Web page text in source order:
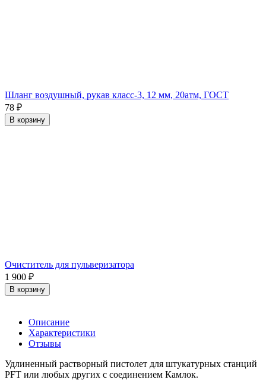
Шланг воздушный, рукав класс-3, 12 мм, 20атм, ГОСТ
78 ₽
В корзину
Очиститель для пульверизатора
1 900 ₽
В корзину
Описание
Характеристики
Отзывы
Удлиненный растворный пистолет для штукатурных станций
PFT или любых других с соединением Камлок.